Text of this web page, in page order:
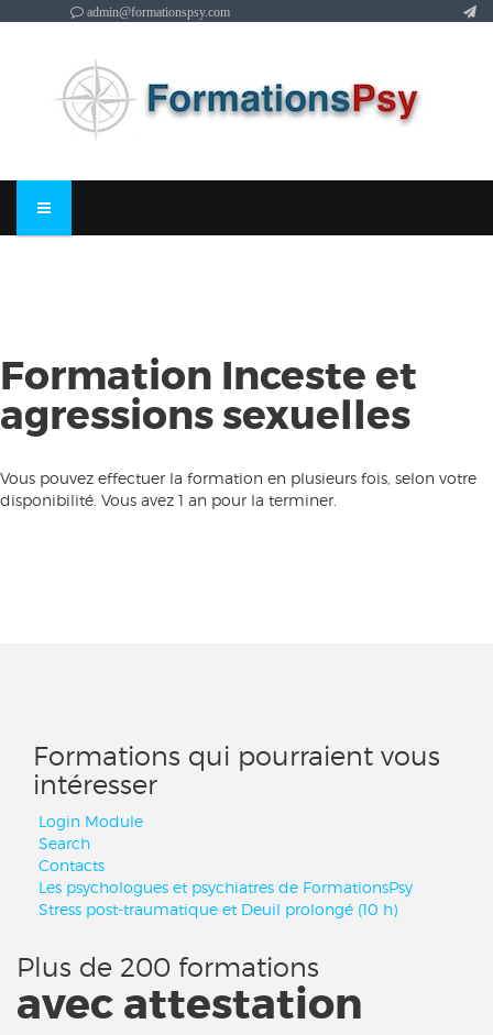
admin@formationspsy.com
Formation Inceste et
agressions sexuelles
Vous pouvez effectuer la formation en plusieurs fois, selon votre
disponibilité. Vous avez 1 an pour la terminer.
Formations qui pourraient vous
intéresser
Login Module
Search
Contacts
Les psychologues et psychiatres de FormationsPsy
Stress post-traumatique et Deuil prolongé (10 h)
Plus de 200 formations
avec attestation